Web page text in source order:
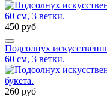
450 руб
Подсолнух
60 см, 3 ветки.
260 руб